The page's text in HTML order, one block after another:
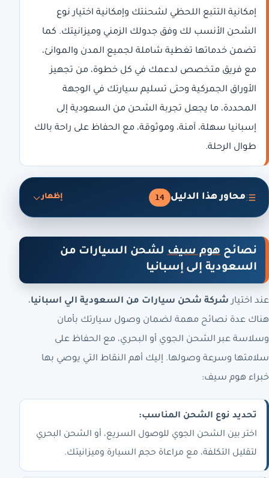
إمكانية التتبع اللحظي لشحنتك وإمكانية اختيار نوع
الشحن الأنسب لك وفق جدولك الزمني وميزانيتك. كما
تضمن خدماتها تغطية شاملة لجميع المدن والموانئ،
مع فريق متخصص لدعمك في كل خطوة، من تجهيز
الأوراق الجمركية وحتى تسليم سيارتك في الوجهة
المحددة، ما يجعل تجربة الشحن من السعودية إلى
إسبانيا سهلة، آمنة، وموثوقة، مع الحفاظ على راحة بالك
طوال الرحلة.
محاور هذا الدليل 14 إظهار
نصائح هوم سيفلشحن السيارات من
السعودية إلى إسبانيا
عند اختيار شركة شحن سيارات من السعودية الي اسبانيا،
هناك عدة نصائح مهمة لضمان وصول سيارتك بأمان
وسلاسة عبر الشحن الجوي أو البحري، مع الحفاظ على
سلامتها وسرعة وصولها. إليك أهم النقاط التي يوصي بها
خبراء هوم سيف:
تحديد نوع الشحن المناسب:
اختر بين الشحن الجوي للوصول السريع، أو الشحن البحري
لتقليل التكلفة، مع مراعاة حجم السيارة وميزانيتك.